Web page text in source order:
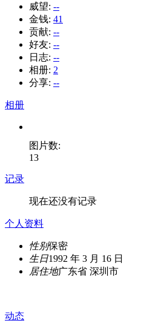
威望: --
金钱: 41
贡献: --
好友: --
日志: --
相册: 2
分享: --
相册
图片数:
13
记录
现在还没有记录
个人资料
性别保密
生日1992 年 3 月 16 日
居住地广东省 深圳市
动态